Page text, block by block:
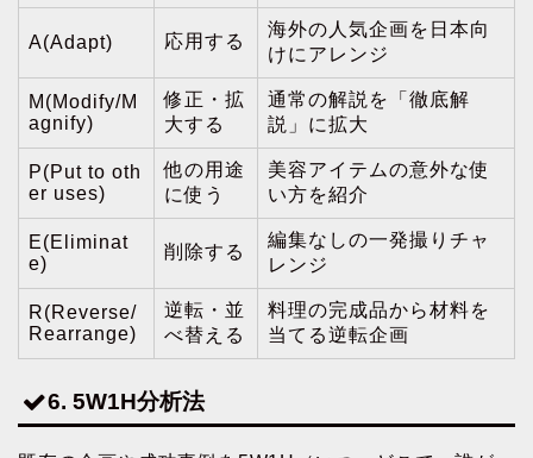
A(Adapt) 応用する
海外の人気企画を日本向
けにアレンジ
M(Modify/M
agnify)
修正・拡
大する
通常の解説を「徹底解
説」に拡大
P(Put to oth
er uses)
他の用途
に使う
美容アイテムの意外な使
い方を紹介
E(Eliminat
e)
削除する
編集なしの一発撮りチャ
レンジ
R(Reverse/
Rearrange)
逆転・並
べ替える
料理の完成品から材料を
当てる逆転企画
6. 5W1H分析法